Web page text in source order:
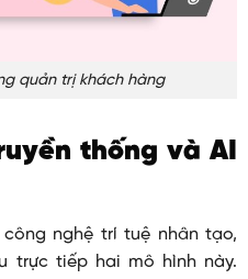
quản trị khách hàng
thống và AI
nghệ trí tuệ nhân tạo,
trực tiếp hai mô hình này.